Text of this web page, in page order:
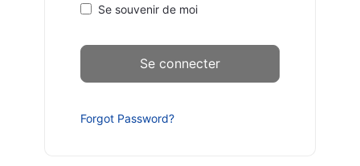
Se souvenir de moi
Forgot Password?